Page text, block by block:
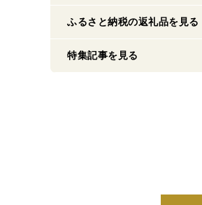
ふるさと納税の返礼品を見る
特集記事を見る